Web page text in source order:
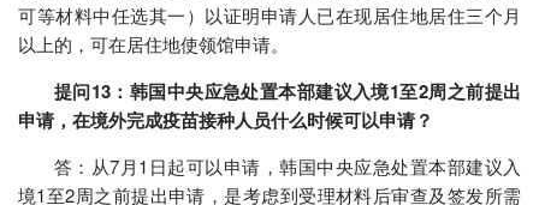
可等材料中任选其一）以证明申请人已在现居住地居住三个月
以上的，可在居住地使领馆申请。
提问13：韩国中央应急处置本部建议入境1至2周之前提出
申请，在境外完成疫苗接种人员什么时候可以申请？
答：从7月1日起可以申请，韩国中央应急处置本部建议入
境1至2周之前提出申请，是考虑到受理材料后审查及签发所需